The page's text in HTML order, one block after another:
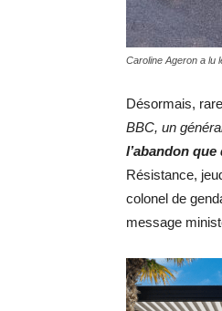
Caroline Ageron a lu
Désormais,
BBC, un
l’abandon que
Résistance,
colonel de
message